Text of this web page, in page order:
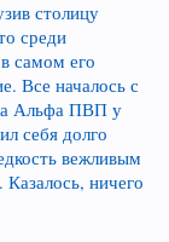
столицу
среди
самом его
Все началось с
Альфа ПВП у
себя долго
вежливым
ничего